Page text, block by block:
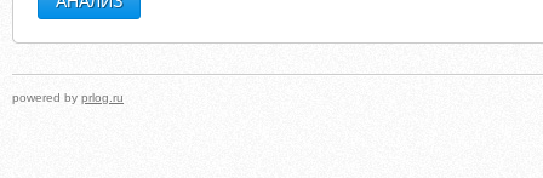
powered by prlog.ru